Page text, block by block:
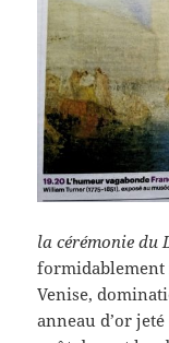
la cérémonie du
Venise,
anneau d’or